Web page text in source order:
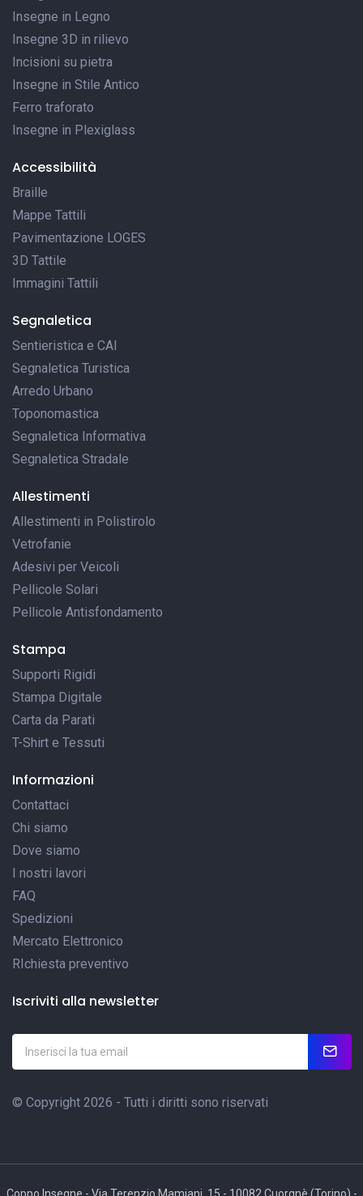
Insegne in Legno
Insegne 3D in rilievo
Incisioni su pietra
Insegne in Stile Antico
Ferro traforato
Insegne in Plexiglass
Accessibilità
Braille
Mappe Tattili
Pavimentazione LOGES
3D Tattile
Immagini Tattili
Segnaletica
Sentieristica e CAI
Segnaletica Turistica
Arredo Urbano
Toponomastica
Segnaletica Informativa
Segnaletica Stradale
Allestimenti
Allestimenti in Polistirolo
Vetrofanie
Adesivi per Veicoli
Pellicole Solari
Pellicole Antisfondamento
Stampa
Supporti Rigidi
Stampa Digitale
Carta da Parati
T-Shirt e Tessuti
Informazioni
Contattaci
Chi siamo
Dove siamo
I nostri lavori
FAQ
Spedizioni
Mercato Elettronico
RIchiesta preventivo
Iscriviti alla newsletter
© Copyright 2026 - Tutti i diritti sono riservati